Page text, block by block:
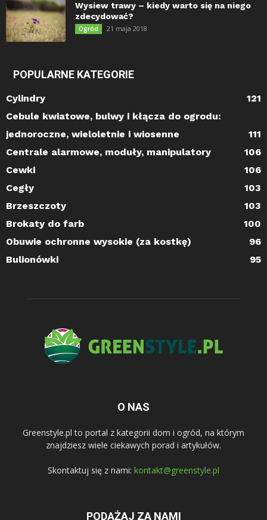
Wysiew trawy – kiedy warto się na niego
zdecydować?
Ogród 21 maja 2018
POPULARNE KATEGORIE
Cylindry
121
Cebule kwiatowe, bulwy i kłącza do ogrodu:
jednoroczne, wieloletnie i wiosenne
111
Centrale alarmowe, moduły, manipulatory
106
Cewki
106
Cegły
103
Brzeszczoty
103
Brokaty do farb
100
Obuwie ochronne wysokie (za kostkę)
96
Bulionówki
95
O NAS
Greenstyle.pl to portal z kategorii dom i ogród, na którym
znajdziesz wiele ciekawych porad i artykułów.
Skontaktuj się z nami: kontakt@greenstyle.pl
PODĄŻAJ ZA NAMI